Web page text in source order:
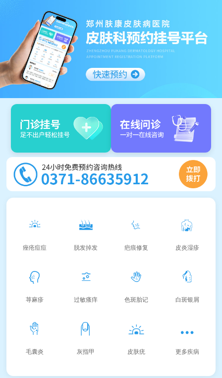
痤疮痘痘 脱发掉发 疤痕修复 皮炎湿疹
荨麻疹 过敏瘙痒 色斑胎记 白斑银屑
毛囊炎 灰指甲 皮肤疣 更多疾病